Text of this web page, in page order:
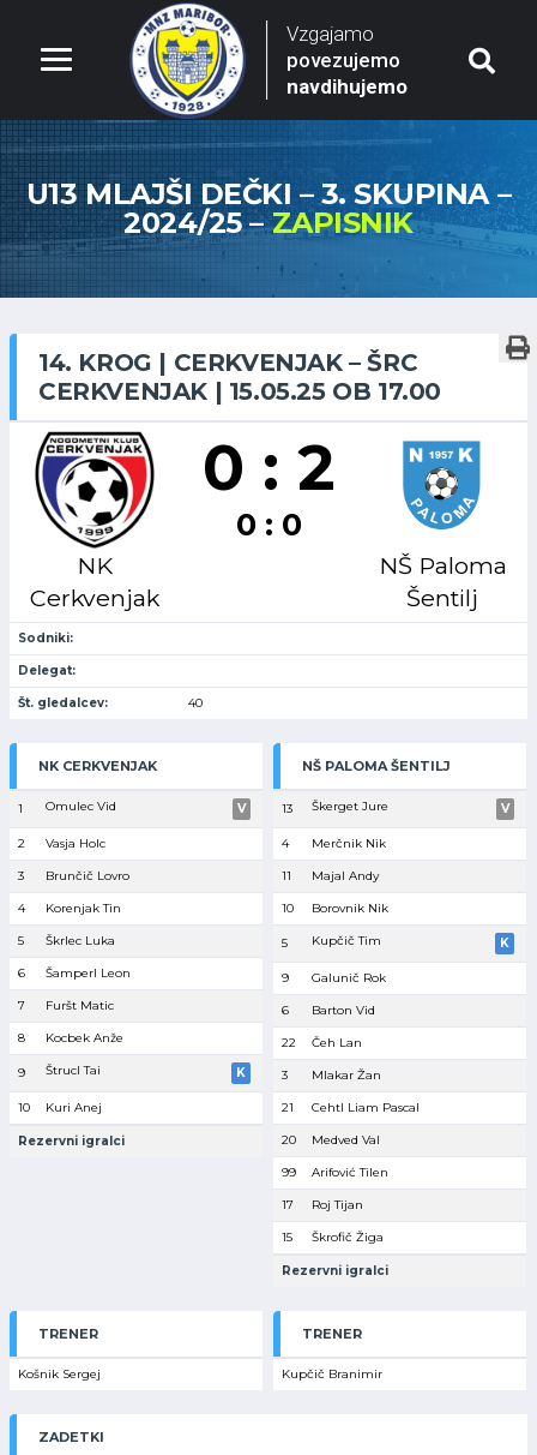
Vzgajamo
povezujemo
navdihujemo
U13 MLAJŠI DEČKI – 3. SKUPINA –
2024/25 –ZAPISNIK
14. KROG | CERKVENJAK – ŠRC
CERKVENJAK | 15.05.25 OB 17.00
NK
Cerkvenjak
0 : 2
0 : 0
NŠ Paloma
Šentilj
Sodniki:
Delegat:
Št. gledalcev: 40
NK CERKVENJAK
1 Omulec Vid V
2 Vasja Holc
3 Brunčič Lovro
4 Korenjak Tin
5 Škrlec Luka
6 Šamperl Leon
7 Furšt Matic
8 Kocbek Anže
9 Štrucl Tai K
10 Kuri Anej
Rezervni igralci
NŠ PALOMA ŠENTILJ
13 Škerget Jure V
4 Merčnik Nik
11 Majal Andy
10 Borovnik Nik
5 Kupčič Tim K
9 Galunič Rok
6 Barton Vid
22 Čeh Lan
3 Mlakar Žan
21 Cehtl Liam Pascal
20 Medved Val
99 Arifović Tilen
17 Roj Tijan
15 Škrofič Žiga
Rezervni igralci
TRENER
Košnik Sergej
TRENER
Kupčič Branimir
ZADETKI